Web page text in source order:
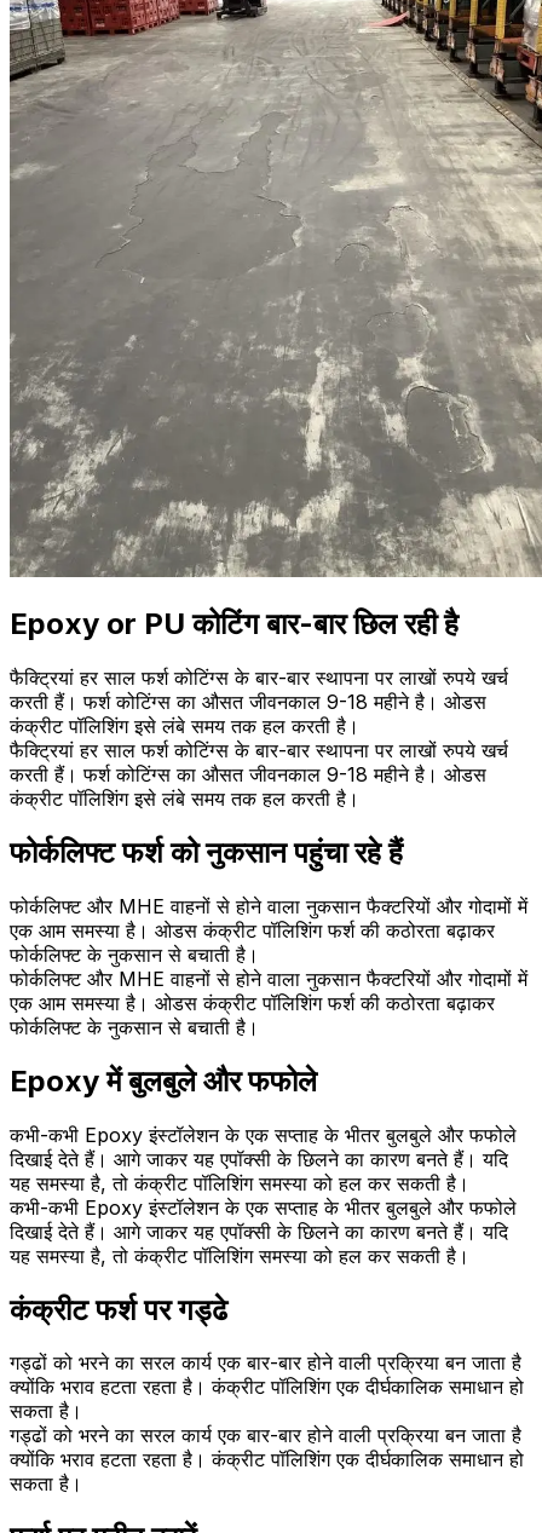
Epoxy or PU कोटिंग बार-बार छिल रही है
फैक्ट्रियां हर साल फर्श कोटिंग्स के बार-बार स्थापना पर लाखों रुपये खर्च
करती हैं। फर्श कोटिंग्स का औसत जीवनकाल 9-18 महीने है। ओडस
कंक्रीट पॉलिशिंग इसे लंबे समय तक हल करती है।
फैक्ट्रियां हर साल फर्श कोटिंग्स के बार-बार स्थापना पर लाखों रुपये खर्च
करती हैं। फर्श कोटिंग्स का औसत जीवनकाल 9-18 महीने है। ओडस
कंक्रीट पॉलिशिंग इसे लंबे समय तक हल करती है।
फोर्कलिफ्ट फर्श को नुकसान पहुंचा रहे हैं
फोर्कलिफ्ट और MHE वाहनों से होने वाला नुकसान फैक्टरियों और गोदामों में
एक आम समस्या है। ओडस कंक्रीट पॉलिशिंग फर्श की कठोरता बढ़ाकर
फोर्कलिफ्ट के नुकसान से बचाती है।
फोर्कलिफ्ट और MHE वाहनों से होने वाला नुकसान फैक्टरियों और गोदामों में
एक आम समस्या है। ओडस कंक्रीट पॉलिशिंग फर्श की कठोरता बढ़ाकर
फोर्कलिफ्ट के नुकसान से बचाती है।
Epoxy में बुलबुले और फफोले
कभी-कभी Epoxy इंस्टॉलेशन के एक सप्ताह के भीतर बुलबुले और फफोले
दिखाई देते हैं। आगे जाकर यह एपॉक्सी के छिलने का कारण बनते हैं। यदि
यह समस्या है, तो कंक्रीट पॉलिशिंग समस्या को हल कर सकती है।
कभी-कभी Epoxy इंस्टॉलेशन के एक सप्ताह के भीतर बुलबुले और फफोले
दिखाई देते हैं। आगे जाकर यह एपॉक्सी के छिलने का कारण बनते हैं। यदि
यह समस्या है, तो कंक्रीट पॉलिशिंग समस्या को हल कर सकती है।
कंक्रीट फर्श पर गड्ढे
गड्ढों को भरने का सरल कार्य एक बार-बार होने वाली प्रक्रिया बन जाता है
क्योंकि भराव हटता रहता है। कंक्रीट पॉलिशिंग एक दीर्घकालिक समाधान हो
सकता है।
गड्ढों को भरने का सरल कार्य एक बार-बार होने वाली प्रक्रिया बन जाता है
क्योंकि भराव हटता रहता है। कंक्रीट पॉलिशिंग एक दीर्घकालिक समाधान हो
सकता है।